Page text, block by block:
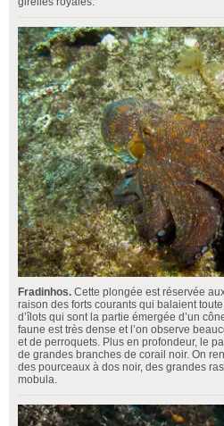
Fradinhos. Cette plongée est réservée
raison des forts courants qui balaient
d’îlots qui sont la partie émergée d’un
faune est très dense et l’on observe
et de perroquets. Plus en profondeur, le
de grandes branches de corail noir. On
des pourceaux à dos noir, des grandes
mobula.